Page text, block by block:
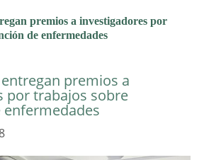
premios a investigadores por
de enfermedades
entregan premios a
por trabajos sobre